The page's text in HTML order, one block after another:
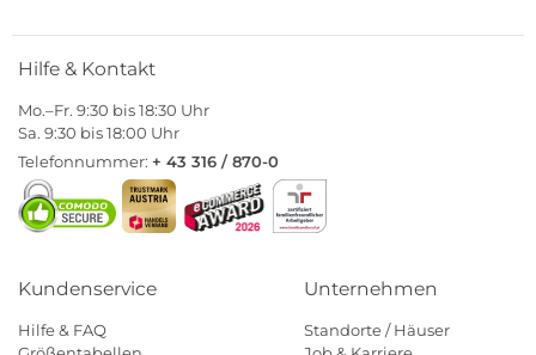
Hilfe & Kontakt
Mo.–Fr. 9:30 bis 18:30 Uhr
Sa. 9:30 bis 18:00 Uhr
Telefonnummer: + 43 316 / 870-0
Kundenservice
Hilfe & FAQ
Unternehmen
Standorte / Häuser